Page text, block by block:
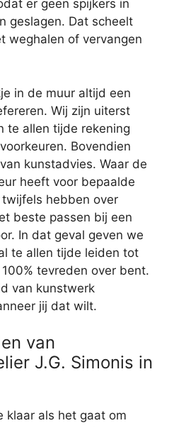
er geen spijkers in
geslagen. Dat scheelt
weghalen of vervangen
in de muur altijd een
Wij zijn uiterst
te allen tijde rekening
Bovendien
kunstadvies. Waar de
heeft voor bepaalde
hebben over
beste passen bij een
In dat geval geven we
te allen tijde leiden tot
tevreden over bent.
van kunstwerk
jij dat wilt.
van
J.G. Simonis in
klaar als het gaat om